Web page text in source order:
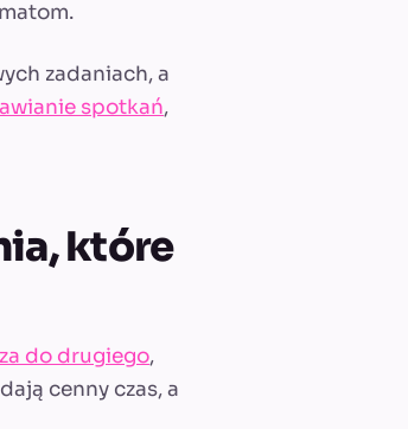
zadaniach, a
spotkań,
które
do drugiego,
cenny czas, a